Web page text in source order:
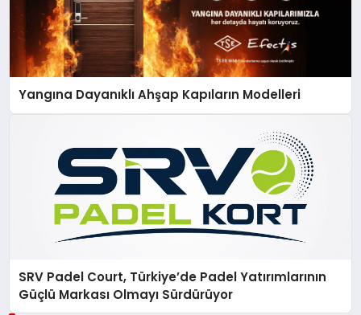
Yangına Dayanıklı Ahşap Kapıların Modelleri
SRV Padel Court, Türkiye’de Padel Yatırımlarının
Güçlü Markası Olmayı Sürdürüyor